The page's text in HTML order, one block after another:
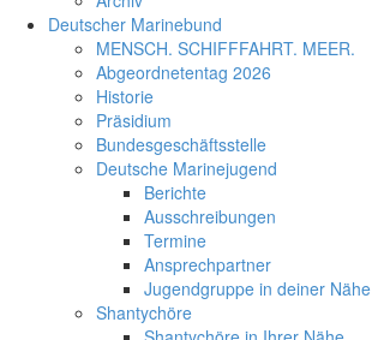
Deutscher Marinebund
MENSCH. SCHIFFFAHRT. MEER.
Abgeordnetentag 2026
Historie
Präsidium
Bundesgeschäftsstelle
Deutsche Marinejugend
Berichte
Ausschreibungen
Termine
Ansprechpartner
Jugendgruppe in deiner Nähe
Shantychöre